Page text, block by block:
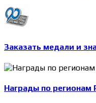
Заказать медали и
Награды по регионам